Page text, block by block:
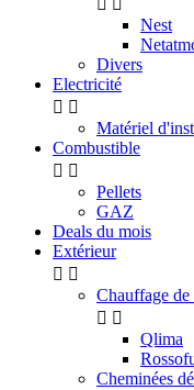
Nest
Divers
Electricité
 
Matériel
Combustible
 
Pellets
GAZ
Deals du mois
Extérieur
 
Chauffage de
 
Qlima
Cheminées